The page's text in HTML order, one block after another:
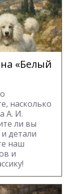
«Белый
насколько
А. И.
ли вы
детали
наш
и